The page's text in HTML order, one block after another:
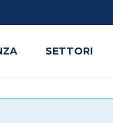
SETTORI